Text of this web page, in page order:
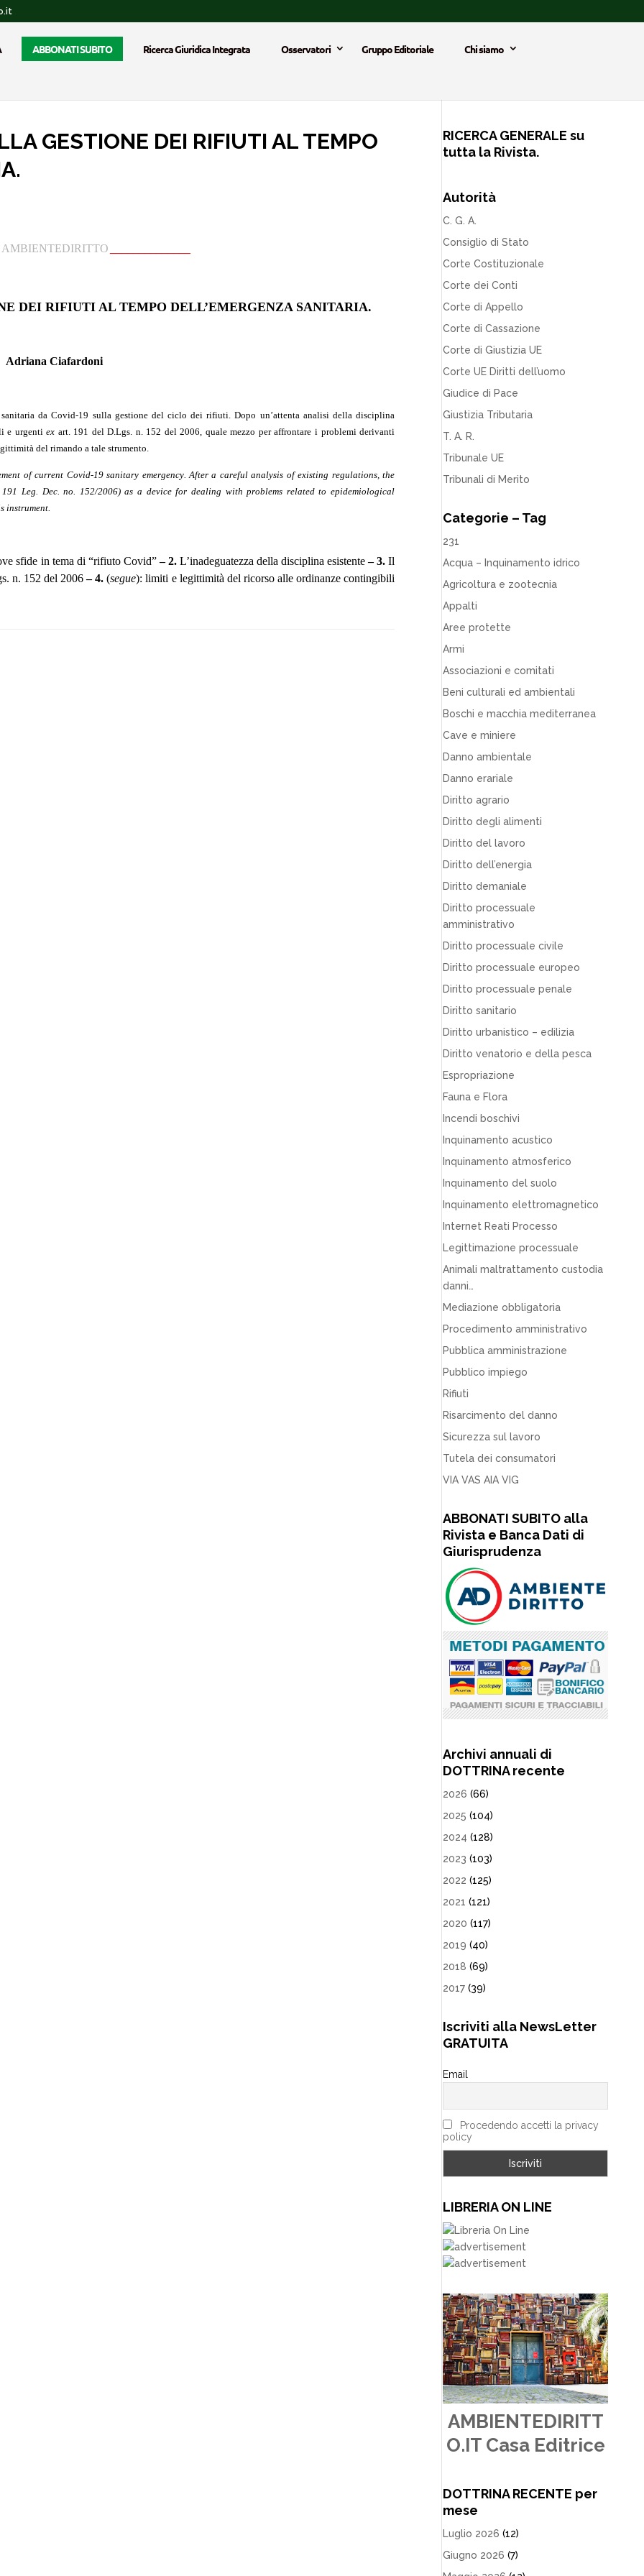
ABBONATI SUBITO Ricerca Giuridica Integrata Osservatori Gruppo Editoriale
Chi siamo
GESTIONE DEI RIFIUTI AL TEMPO
AMBIENTEDIRITTO
DEI RIFIUTI AL TEMPO DELL’EMERGENZA SANITARIA.
Adriana Ciafardoni
da Covid-19 sulla gestione del ciclo dei rifiuti. Dopo un’attenta analisi della disciplina
e urgentiex art. 191 del D.Lgs. n. 152 del 2006, qualemezzo per affrontare i problemi derivanti
del rimando a tale strumento.
of current Covid-19sanitary emergency. After a careful analysis of existing regulations, the
Leg. Dec. no. 152/2006) as a device for dealing with problems related to epidemiological
instrument.
sfide in tema di “rifiuto Covid”– 2.L’inadeguatezza della disciplina esistente– 3. Il
n. 152 del 2006– 4. (segue): limiti e legittimità del ricorso alle ordinanze contingibili
RICERCA GENERALE su
tutta la Rivista.
Autorità
C. G. A.
Consiglio di Stato
Corte Costituzionale
Corte dei Conti
Corte di Appello
Corte di Cassazione
Corte di Giustizia UE
Corte UE Diritti dell’uomo
Giudice di Pace
Giustizia Tributaria
T. A. R.
Tribunale UE
Tribunali di Merito
Categorie – Tag
231
Acqua – Inquinamento idrico
Agricoltura e zootecnia
Appalti
Aree protette
Armi
Associazioni e comitati
Beni culturali ed ambientali
Boschi e macchia mediterranea
Cave e miniere
Danno ambientale
Danno erariale
Diritto agrario
Diritto degli alimenti
Diritto del lavoro
Diritto dell’energia
Diritto demaniale
Diritto processuale
amministrativo
Diritto processuale civile
Diritto processuale europeo
Diritto processuale penale
Diritto sanitario
Diritto urbanistico – edilizia
Diritto venatorio e della pesca
Espropriazione
Fauna e Flora
Incendi boschivi
Inquinamento acustico
Inquinamento atmosferico
Inquinamento del suolo
Inquinamento elettromagnetico
Internet Reati Processo
Legittimazione processuale
Animali maltrattamento custodia
danni…
Mediazione obbligatoria
Procedimento amministrativo
Pubblica amministrazione
Pubblico impiego
Rifiuti
Risarcimento del danno
Sicurezza sul lavoro
Tutela dei consumatori
VIA VAS AIA VIG
ABBONATI SUBITO alla
Rivista e Banca Dati di
Giurisprudenza
Archivi annuali di
DOTTRINA recente
2026 (66)
2025 (104)
2024 (128)
2023 (103)
2022 (125)
2021 (121)
2020 (117)
2019 (40)
2018 (69)
2017 (39)
Iscriviti alla NewsLetter
GRATUITA
Email
Procedendo accetti la privacy
policy
LIBRERIA ON LINE
AMBIENTEDIRITT
O.IT Casa Editrice
DOTTRINA RECENTE per
mese
Luglio 2026 (12)
Giugno 2026 (7)